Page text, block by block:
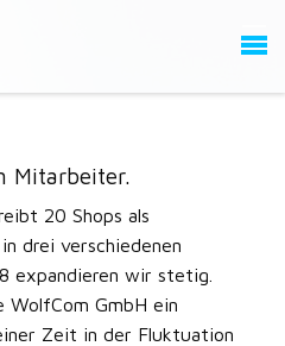
Mitarbeiter.
20 Shops als
drei verschiedenen
expandieren wir stetig.
WolfCom GmbH ein
Zeit in der Fluktuation